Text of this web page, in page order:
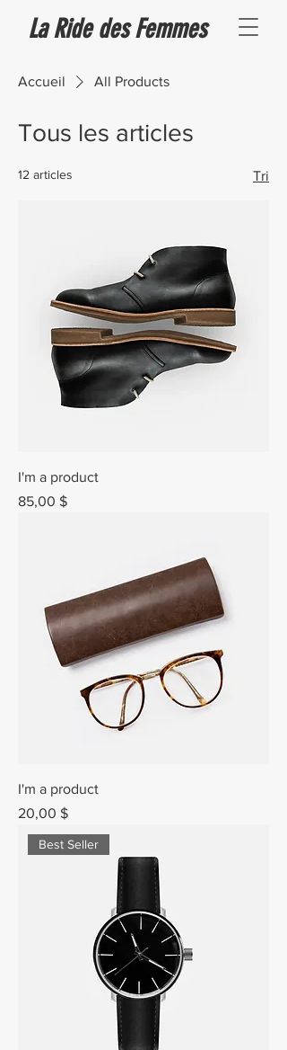
La Ride des Femmes
Accueil All Products
Tous les articles
12 articles Tri
I'm a product
Prix
85,00 $
I'm a product
Prix
20,00 $
Best Seller